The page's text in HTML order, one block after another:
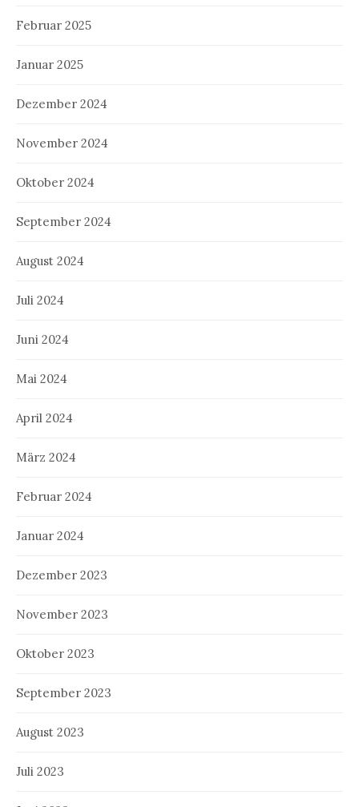
Februar 2025
Januar 2025
Dezember 2024
November 2024
Oktober 2024
September 2024
August 2024
Juli 2024
Juni 2024
Mai 2024
April 2024
März 2024
Februar 2024
Januar 2024
Dezember 2023
November 2023
Oktober 2023
September 2023
August 2023
Juli 2023